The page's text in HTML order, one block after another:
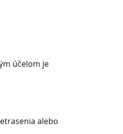
účelom je
alebo